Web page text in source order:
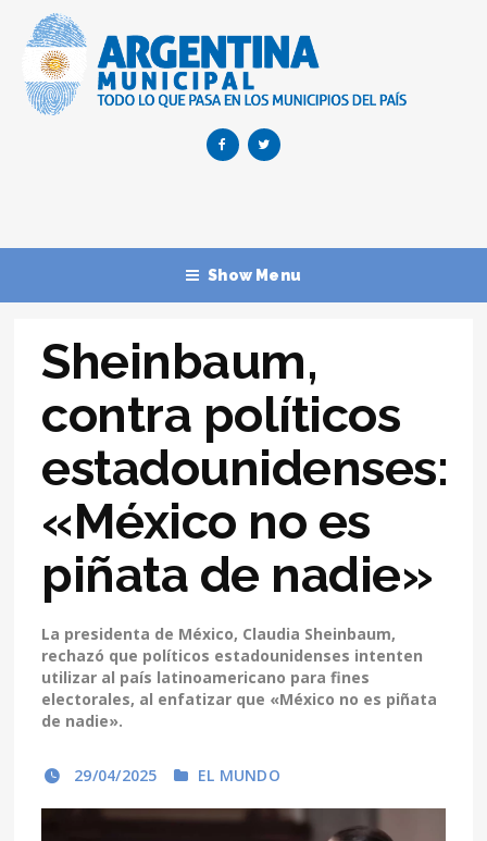
Show Menu
Sheinbaum,
contra políticos
estadounidenses:
«México no es
piñata de nadie»
La presidenta de México, Claudia Sheinbaum,
rechazó que políticos estadounidenses intenten
utilizar al país latinoamericano para fines
electorales, al enfatizar que «México no es piñata
de nadie».
29/04/2025 EL MUNDO